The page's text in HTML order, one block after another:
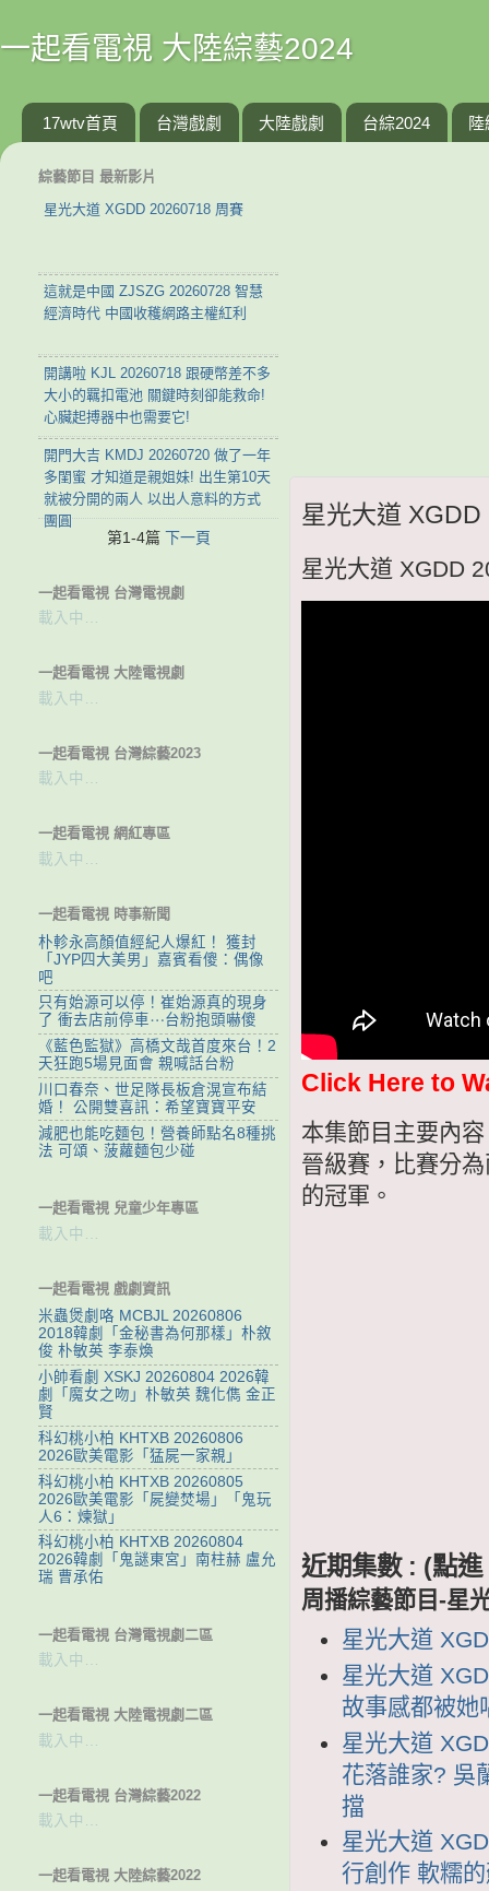
一起看電視 大陸綜藝2024
17wtv首頁 台灣戲劇 大陸戲劇 台綜2024 陸
星光大道
星光大道 XGDD
Click Here to
本集節目主要內
晉級賽，比賽分
的冠軍。
近期集數 : (點
周播綜藝節目-星
星光大道
星光大道
故事感都被她
星光大道
花落誰家? 吳
擋
星光大道
行創作 軟糯
綜藝節目 最新影片
星光大道 XGDD 20260718 周賽
這就是中國 ZJSZG 20260728 智慧
經濟時代 中國收穫網路主權紅利
開講啦 KJL 20260718 跟硬幣差不多
大小的羈扣電池 關鍵時刻卻能救命!
心臟起搏器中也需要它!
開門大吉 KMDJ 20260720 做了一年
多閨蜜 才知道是親姐妹! 出生第10天
就被分開的兩人 以出人意料的方式
團圓
第1-4篇 下一頁
一起看電視 台灣電視劇
載入中…
一起看電視 大陸電視劇
載入中…
一起看電視 台灣綜藝2023
載入中…
一起看電視 網紅專區
載入中…
一起看電視 時事新聞
朴軫永高顏值經紀人爆紅！ 獲封
「JYP四大美男」嘉賓看傻：偶像
吧
只有始源可以停！崔始源真的現身
了 衝去店前停車⋯台粉抱頭嚇傻
《藍色監獄》高橋文哉首度來台！2
天狂跑5場見面會 親喊話台粉
川口春奈、世足隊長板倉滉宣布結
婚！ 公開雙喜訊：希望寶寶平安
減肥也能吃麵包！營養師點名8種挑
法 可頌、菠蘿麵包少碰
一起看電視 兒童少年專區
載入中…
一起看電視 戲劇資訊
米蟲煲劇咯 MCBJL 20260806
2018韓劇「金秘書為何那樣」朴敘
俊 朴敏英 李泰煥
小帥看劇 XSKJ 20260804 2026韓
劇「魔女之吻」朴敏英 魏化儁 金正
賢
科幻桃小柏 KHTXB 20260806
2026歐美電影「猛屍一家親」
科幻桃小柏 KHTXB 20260805
2026歐美電影「屍變焚場」「鬼玩
人6：煉獄」
科幻桃小柏 KHTXB 20260804
2026韓劇「鬼謎東宮」南柱赫 盧允
瑞 曹承佑
一起看電視 台灣電視劇二區
載入中…
一起看電視 大陸電視劇二區
載入中…
一起看電視 台灣綜藝2022
載入中…
一起看電視 大陸綜藝2022